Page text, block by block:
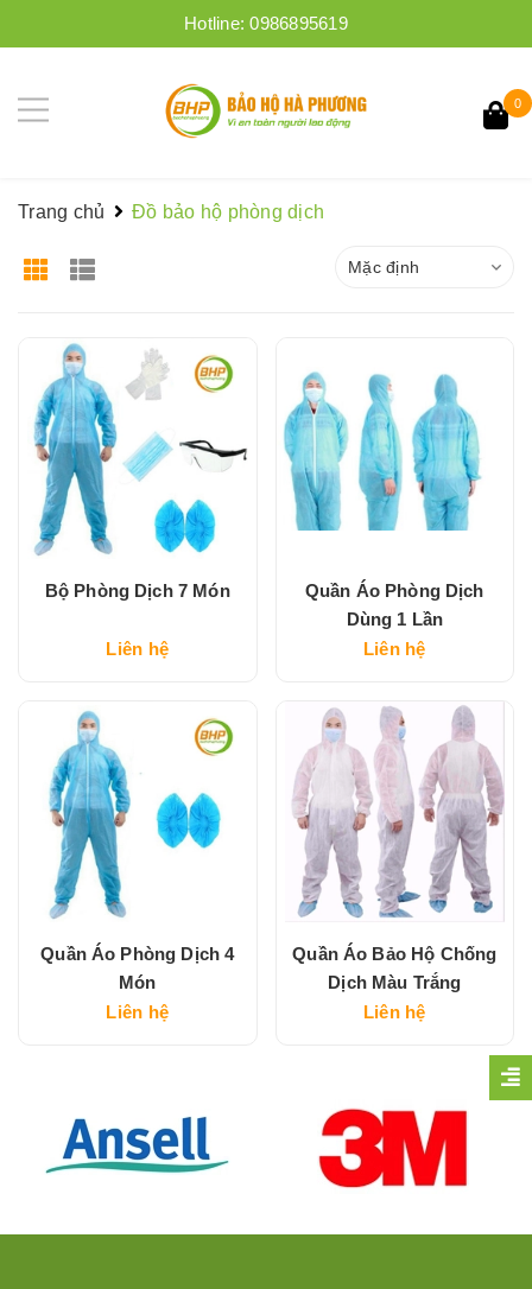
Hotline:0986895619
0
Trang chủ Đồ bảo hộ phòng dịch
Mặc định
Bộ Phòng Dịch 7 Món
Liên hệ
Quần Áo Phòng Dịch
Dùng 1 Lần
Liên hệ
Quần Áo Phòng Dịch 4
Món
Liên hệ
Quần Áo Bảo Hộ Chống
Dịch Màu Trắng
Liên hệ